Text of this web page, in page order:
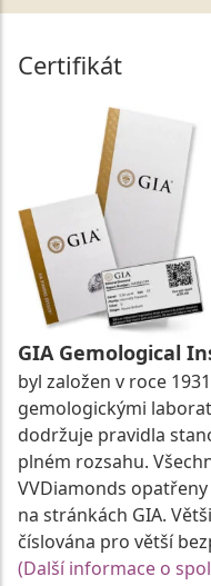
Certifikát
GIA Gemological
byl založen v roce
gemologickými
dodržuje pravidla
plném rozsahu.
VVDiamonds
na stránkách GIA.
číslována pro větší
(Další informace o